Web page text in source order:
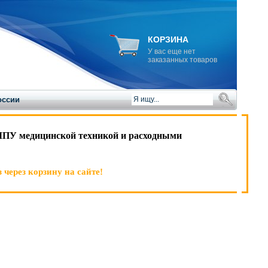
КОРЗИНА
У вас еще нет
заказанных товаров
медицинской техникой и расходными
корзину на сайте!